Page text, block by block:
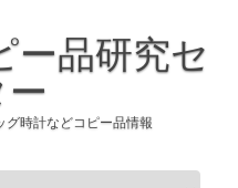
ー品研究セ
ー
グ時計などコピー品情報